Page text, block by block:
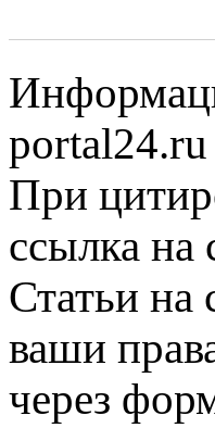
При
ссылка на
Статьи на
ваши
через